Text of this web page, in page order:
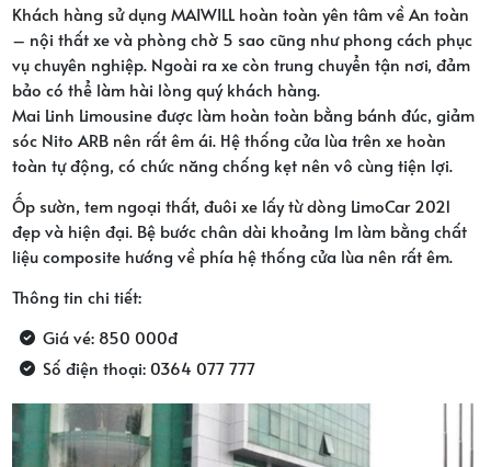
Khách hàng sử dụng MAIWILL hoàn toàn yên tâm về An toàn
– nội thất xe và phòng chờ 5 sao cũng như phong cách phục
vụ chuyên nghiệp. Ngoài ra xe còn trung chuyển tận nơi, đảm
bảo có thể làm hài lòng quý khách hàng.
Mai Linh Limousine được làm hoàn toàn bằng bánh đúc, giảm
sóc Nito ARB nên rất êm ái. Hệ thống cửa lùa trên xe hoàn
toàn tự động, có chức năng chống kẹt nên vô cùng tiện lợi.
Ốp sườn, tem ngoại thất, đuôi xe lấy từ dòng LimoCar 2021
đẹp và hiện đại. Bệ bước chân dài khoảng 1m làm bằng chất
liệu composite hướng về phía hệ thống cửa lùa nên rất êm.
Thông tin chi tiết:
Giá vé: 850 000đ
Số điện thoại: 0364 077 777